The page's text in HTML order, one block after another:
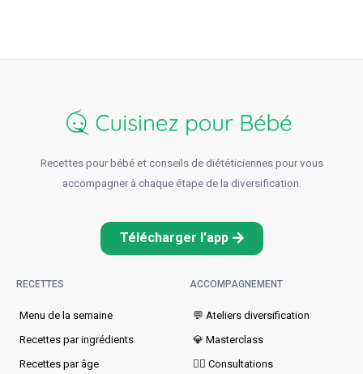
Recettes pour bébé et conseils de diététiciennes pour vous
accompagner à chaque étape de la diversification.
Télécharger l'app
RECETTES
Menu de la semaine​
Recettes par ingrédients
Recettes par âge
ACCOMPAGNEMENT
💬 Ateliers diversification
💎 Masterclass
👩‍⚕️ Consultations